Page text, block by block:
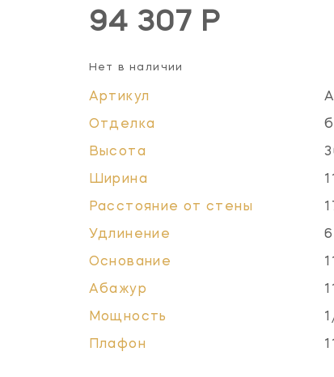
94 307 Р
Нет в наличии
Артикул
Отделка
Высота
Ширина
Расстояние от стены
Удлинение
Основание
Абажур
Мощность
Плафон